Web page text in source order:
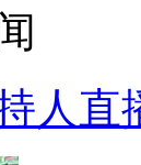
人直